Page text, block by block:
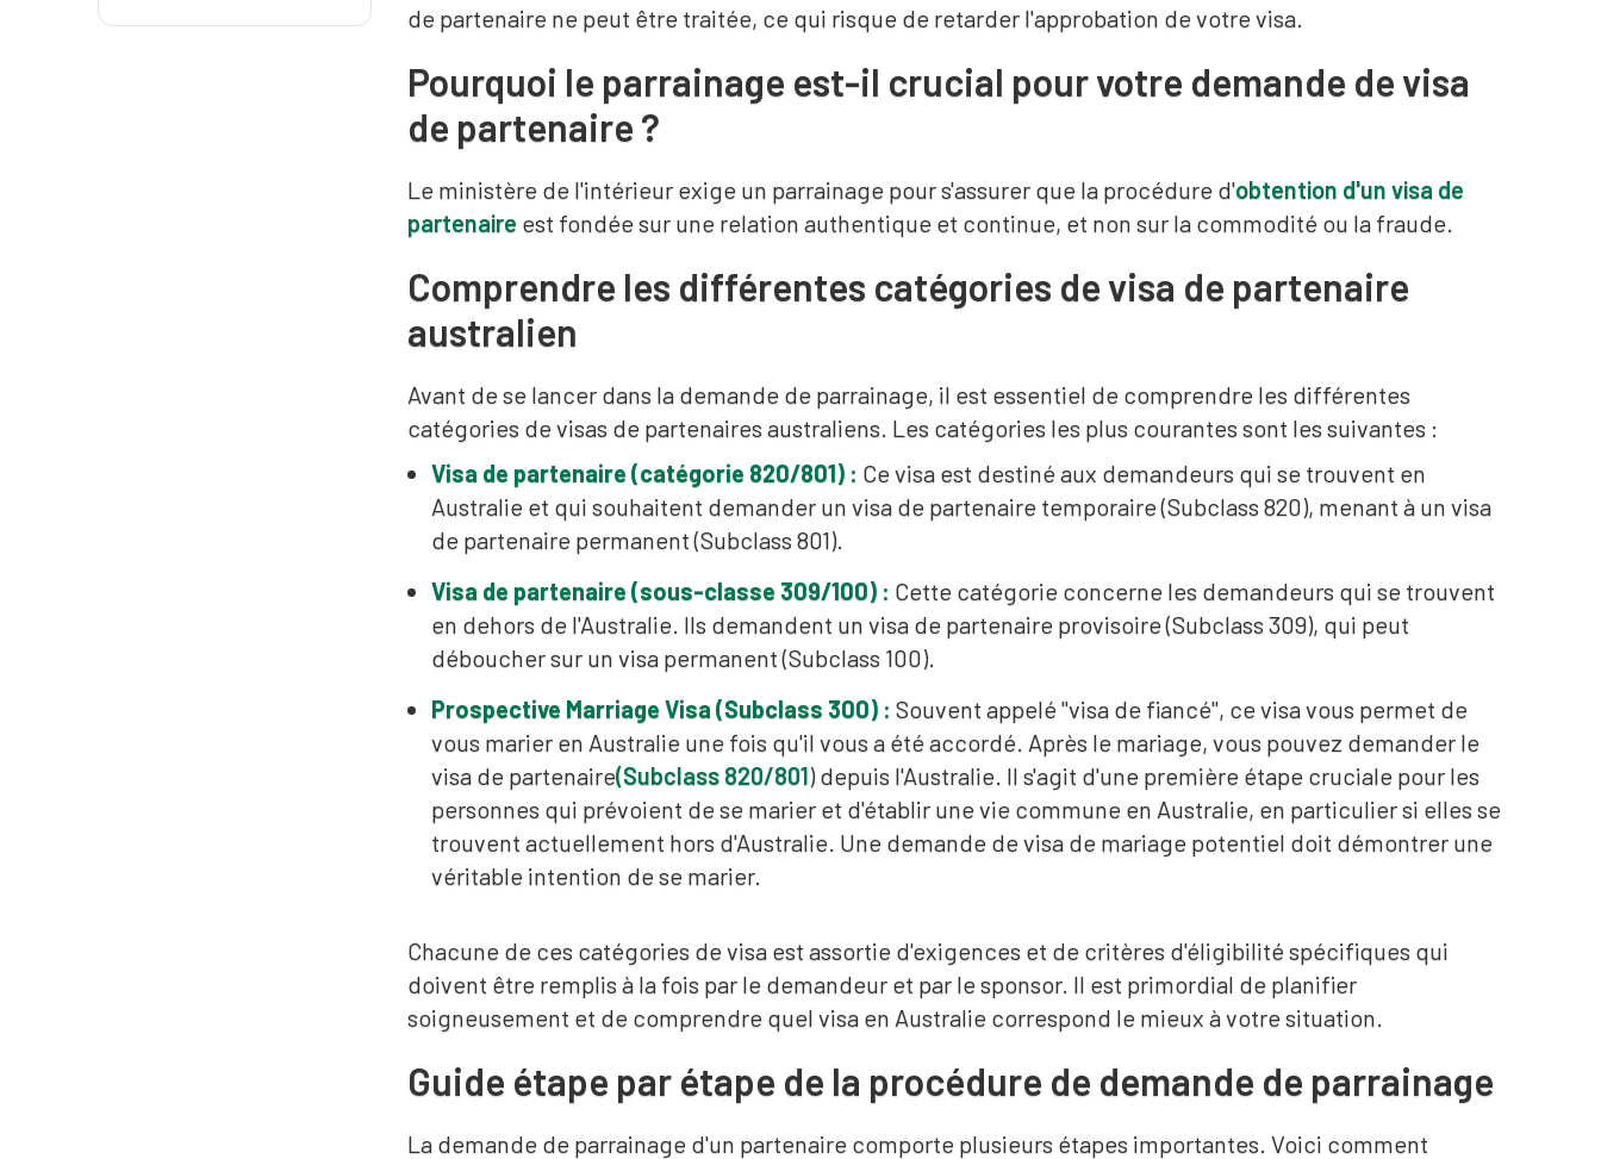
de partenaire ne peut être traitée, ce qui risque de retarder l'approbation de votre visa.
Pourquoi le parrainage est-il crucial pour votre demande de visa
de partenaire ?
Le ministère de l'intérieur exige un parrainage pour s'assurer que la procédure d'obtention d'un visa de
partenaire est fondée sur une relation authentique et continue, et non sur la commodité ou la fraude.
Comprendre les différentes catégories de visa de partenaire
australien
Avant de se lancer dans la demande de parrainage, il est essentiel de comprendre les différentes
catégories de visas de partenaires australiens. Les catégories les plus courantes sont les suivantes :
Visa de partenaire (catégorie 820/801) : Ce visa est destiné aux demandeurs qui se trouvent en
Australie et qui souhaitent demander un visa de partenaire temporaire (Subclass 820), menant à un visa
de partenaire permanent (Subclass 801).
Visa de partenaire (sous-classe 309/100) : Cette catégorie concerne les demandeurs qui se trouvent
en dehors de l'Australie. Ils demandent un visa de partenaire provisoire (Subclass 309), qui peut
déboucher sur un visa permanent (Subclass 100).
Prospective Marriage Visa (Subclass 300) : Souvent appelé "visa de fiancé", ce visa vous permet de
vous marier en Australie une fois qu'il vous a été accordé. Après le mariage, vous pouvez demander le
visa de partenaire(Subclass 820/801) depuis l'Australie. Il s'agit d'une première étape cruciale pour les
personnes qui prévoient de se marier et d'établir une vie commune en Australie, en particulier si elles se
trouvent actuellement hors d'Australie. Une demande de visa de mariage potentiel doit démontrer une
véritable intention de se marier.
Chacune de ces catégories de visa est assortie d'exigences et de critères d'éligibilité spécifiques qui
doivent être remplis à la fois par le demandeur et par le sponsor. Il est primordial de planifier
soigneusement et de comprendre quel visa en Australie correspond le mieux à votre situation.
Guide étape par étape de la procédure de demande de parrainage
La demande de parrainage d'un partenaire comporte plusieurs étapes importantes. Voici comment